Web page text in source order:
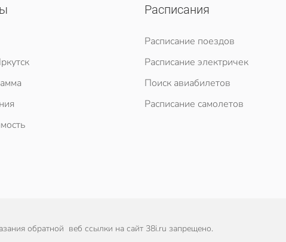
Расписания
Расписание поездов
Расписание электричек
Поиск авиабилетов
Расписание самолетов
обратной веб ссылки на сайт 38i.ru запрещено.